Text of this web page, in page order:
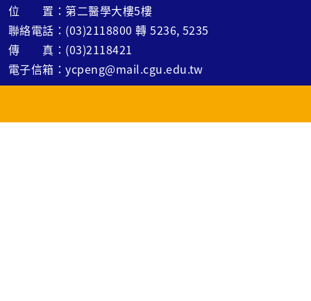
位 置：第二醫學大樓5樓
聯絡電話：(03)2118800 轉 5236, 5235
傳 真：(03)2118421
電子信箱：ycpeng@mail.cgu.edu.tw